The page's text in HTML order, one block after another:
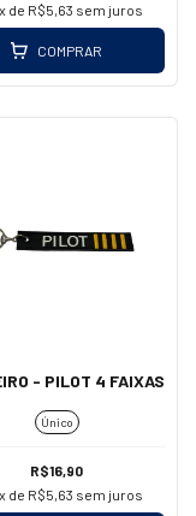
x de R$5,63 sem juros
COMPRAR
- PILOT 4 FAIXAS
Único
R$16,90
x de R$5,63 sem juros